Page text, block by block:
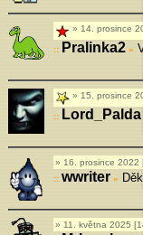
14. prosince
Pralinka2»
15. prosince
Lord_Palda
16. prosince 2022
wwriter»
11. května 2025